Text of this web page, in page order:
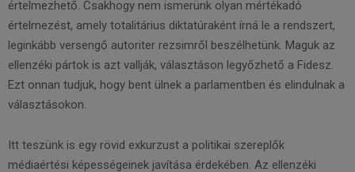
értelmezhető. Csakhogy nem ismerünk olyan mértékadó
értelmezést, amely totalitárius diktatúraként írná le a rendszert,
leginkább versengő autoriter rezsimről beszélhetünk. Maguk az
ellenzéki pártok is azt vallják, választáson legyőzhető a Fidesz.
Ezt onnan tudjuk, hogy bent ülnek a parlamentben és elindulnak a
választásokon.
Itt teszünk is egy rövid exkurzust a politikai szereplők
médiaértési képességeinek javítása érdekében. Az ellenzéki